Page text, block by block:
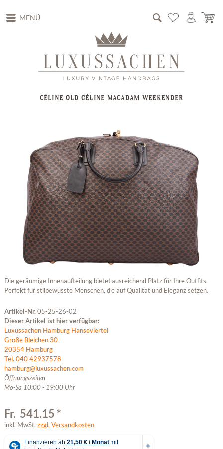
MENÜ
CÉLINE OLD CÉLINE MACADAM WEEKENDER
Die geräumige Innenaufteilung bietet ausreichend Platz für Ihre Outfits.
Perfekt für stilbewusste Menschen, die auf Qualität und Eleganz setzen.
Artikel-Nr.05-25-26-02
Dieser Artikel ist hier verfügbar:
Luxussachen Hamburg Hanseviertel
Große Bleichen 30
20354 Hamburg
Tel. 040 42937578
hamburg@luxussachen.com
Öffnungszeiten
Mo-Sa 10:00 - 19:00 Uhr
Fr. 541.15 *
inkl. MwSt. zzgl. Versandkosten